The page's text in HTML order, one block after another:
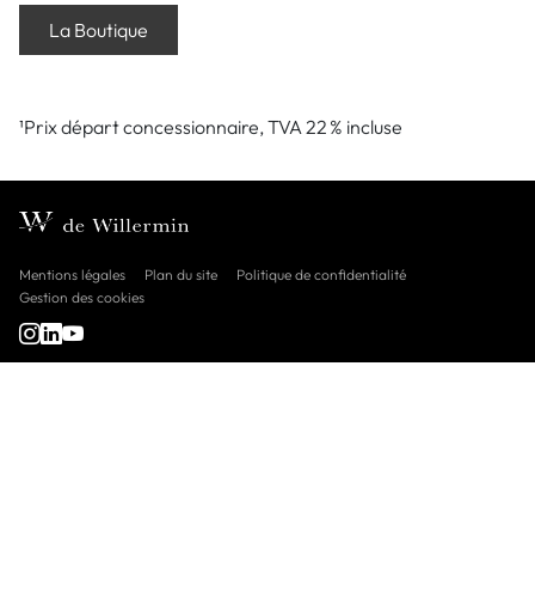
La Boutique
¹Prix départ concessionnaire, TVA 22 % incluse
Mentions légales Plan du site
Politique de confidentialité
Gestion des cookies